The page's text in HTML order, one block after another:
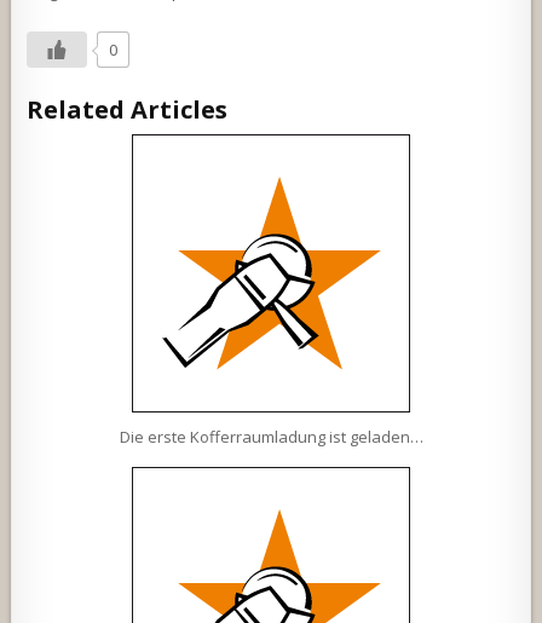
0
Related Articles
Die erste Kofferraumladung ist geladen…